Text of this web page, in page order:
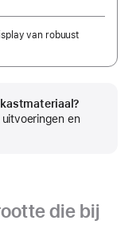
van robuust
uitvoeringen en
die bij